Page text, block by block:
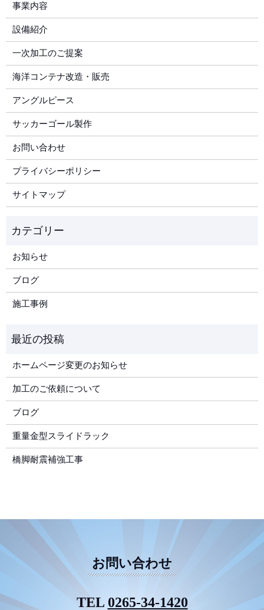
事業内容
設備紹介
一次加工のご提案
海洋コンテナ改造・販売
アングルピース
サッカーゴール製作
お問い合わせ
プライバシーポリシー
サイトマップ
お知らせ
ブログ
施工事例
ホームページ変更のお知らせ
加工のご依頼について
ブログ
重量金型スライドラック
橋脚耐震補強工事
お問い合わせ
TEL 0265-34-1420